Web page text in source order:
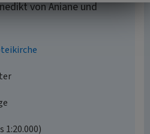
von Aniane und
1:20.000)